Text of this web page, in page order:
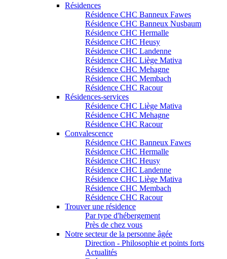
Résidences
Résidence CHC Banneux Fawes
Résidence CHC Banneux Nusbaum
Résidence CHC Hermalle
Résidence CHC Heusy
Résidence CHC Landenne
Résidence CHC Liège Mativa
Résidence CHC Mehagne
Résidence CHC Membach
Résidence CHC Racour
Résidences-services
Résidence CHC Liège Mativa
Résidence CHC Mehagne
Résidence CHC Racour
Convalescence
Résidence CHC Banneux Fawes
Résidence CHC Hermalle
Résidence CHC Heusy
Résidence CHC Landenne
Résidence CHC Liège Mativa
Résidence CHC Membach
Résidence CHC Racour
Trouver une résidence
Par type d'hébergement
Près de chez vous
Notre secteur de la personne âgée
Direction - Philosophie et points forts
Actualités